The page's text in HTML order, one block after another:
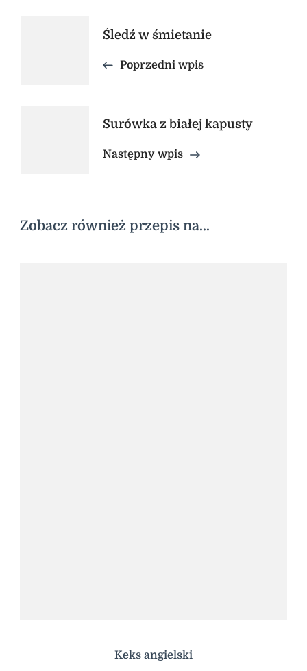
NawigacjaŚledź w śmietanie
Poprzedni wpis
Surówka z białej kapusty
Następny wpis
Zobacz również przepis na...
Keks angielski